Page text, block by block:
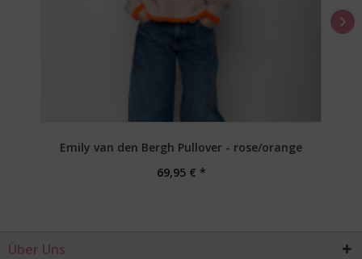
Emily van den Bergh Pullover - rose/orange
69,95 € *
Über Uns